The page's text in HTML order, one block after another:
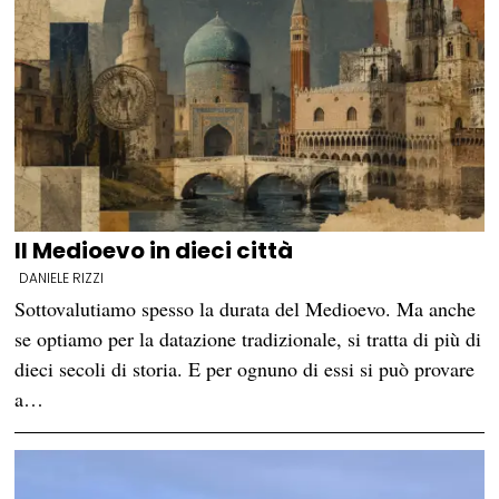
Il Medioevo in dieci città
DANIELE RIZZI
Sottovalutiamo spesso la durata del Medioevo. Ma anche
se optiamo per la datazione tradizionale, si tratta di più di
dieci secoli di storia. E per ognuno di essi si può provare
a…